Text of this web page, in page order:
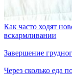
Как часто ходят
вскармливании
Завершение
Через сколько еда